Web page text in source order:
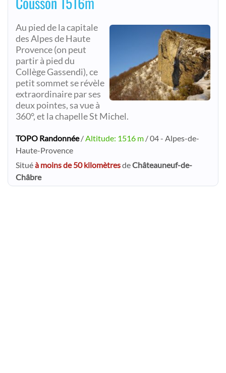
Au pied de la capitale
des Alpes de Haute
Provence (on peut
partir à pied du
Collège Gassendi), ce
petit sommet se révèle
extraordinaire par ses
deux pointes, sa vue à
360°, et la chapelle St Michel.
TOPO Randonnée/Altitude: 1516 m / 04 - Alpes-de-
Haute-Provence
Situéà moins de 50 kilomètresdeChâteauneuf-de-
Châbre